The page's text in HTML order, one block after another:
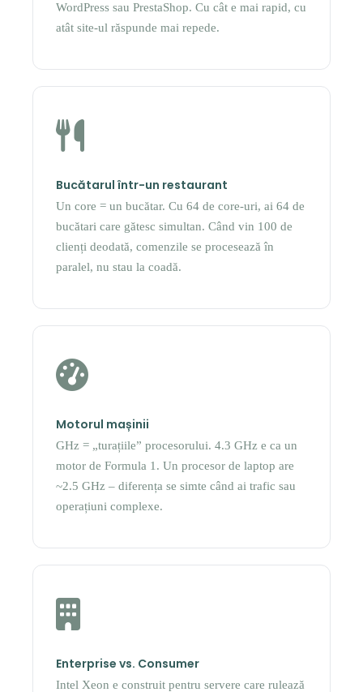
WordPress sau PrestaShop. Cu cât e mai rapid, cu
atât site-ul răspunde mai repede.
Bucătarul într-un restaurant
Un core = un bucătar. Cu 64 de core-uri, ai 64 de
bucătari care gătesc simultan. Când vin 100 de
clienți deodată, comenzile se procesează în
paralel, nu stau la coadă.
Motorul mașinii
GHz = „turațiile” procesorului. 4.3 GHz e ca un
motor de Formula 1. Un procesor de laptop are
~2.5 GHz – diferența se simte când ai trafic sau
operațiuni complexe.
Enterprise vs. Consumer
Intel Xeon e construit pentru servere care rulează